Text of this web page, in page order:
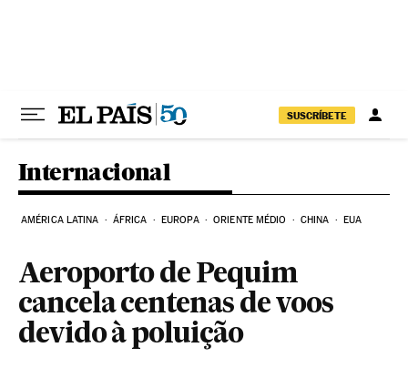
SUSCRÍBETE
Internacional
AMÉRICA LATINA ÁFRICA EUROPA ORIENTE MÉDIO CHINA EUA
Aeroporto de Pequim
cancela centenas de voos
devido à poluição